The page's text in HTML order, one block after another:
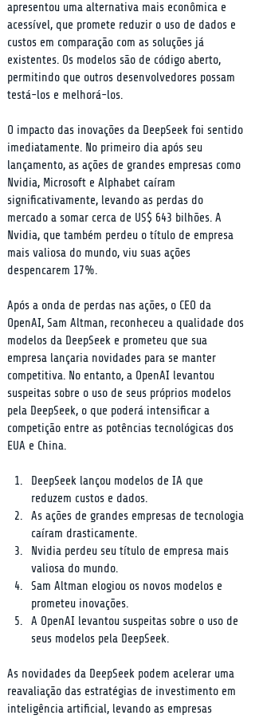
apresentou uma alternativa mais econômica e
acessível, que promete reduzir o uso de dados e
custos em comparação com as soluções já
existentes. Os modelos são de código aberto,
permitindo que outros desenvolvedores possam
testá-los e melhorá-los.
O impacto das inovações da DeepSeek foi sentido
imediatamente. No primeiro dia após seu
lançamento, as ações de grandes empresas como
Nvidia, Microsoft e Alphabet caíram
significativamente, levando as perdas do
mercado a somar cerca de US$ 643 bilhões. A
Nvidia, que também perdeu o título de empresa
mais valiosa do mundo, viu suas ações
despencarem 17%.
Após a onda de perdas nas ações, o CEO da
OpenAI, Sam Altman, reconheceu a qualidade dos
modelos da DeepSeek e prometeu que sua
empresa lançaria novidades para se manter
competitiva. No entanto, a OpenAI levantou
suspeitas sobre o uso de seus próprios modelos
pela DeepSeek, o que poderá intensificar a
competição entre as potências tecnológicas dos
EUA e China.
DeepSeek lançou modelos de IA que
reduzem custos e dados.
As ações de grandes empresas de tecnologia
caíram drasticamente.
Nvidia perdeu seu título de empresa mais
valiosa do mundo.
Sam Altman elogiou os novos modelos e
prometeu inovações.
A OpenAI levantou suspeitas sobre o uso de
seus modelos pela DeepSeek.
As novidades da DeepSeek podem acelerar uma
reavaliação das estratégias de investimento em
inteligência artificial, levando as empresas